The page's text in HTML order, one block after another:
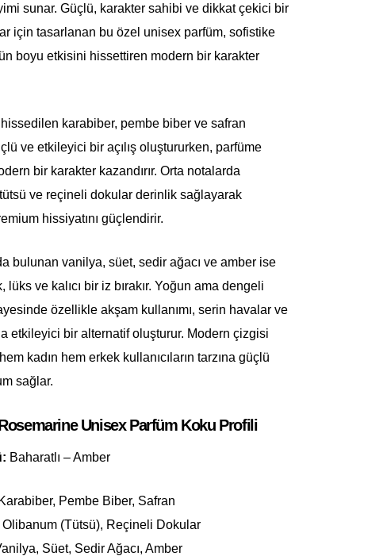
sunar. Güçlü, karakter sahibi ve dikkat çekici bir
için tasarlanan bu özel unisex parfüm, sofistike
boyu etkisini hissettiren modern bir karakter
hissedilen karabiber, pembe biber ve safran
ve etkileyici bir açılış oluştururken, parfüme
bir karakter kazandırır. Orta notalarda
ve reçineli dokular derinlik sağlayarak
hissiyatını güçlendirir.
bulunan vanilya, süet, sedir ağacı ve amber ise
lüks ve kalıcı bir iz bırakır. Yoğun ama dengeli
özellikle akşam kullanımı, serin havalar ve
etkileyici bir alternatif oluşturur. Modern çizgisi
kadın hem erkek kullanıcıların tarzına güçlü
sağlar.
Unisex Parfüm Koku Profili
Baharatlı – Amber
Karabiber, Pembe Biber, Safran
Olibanum (Tütsü), Reçineli Dokular
Süet, Sedir Ağacı, Amber